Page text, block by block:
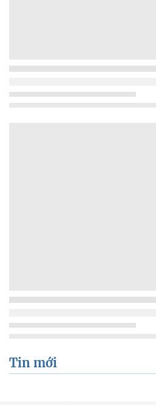
Tin mới